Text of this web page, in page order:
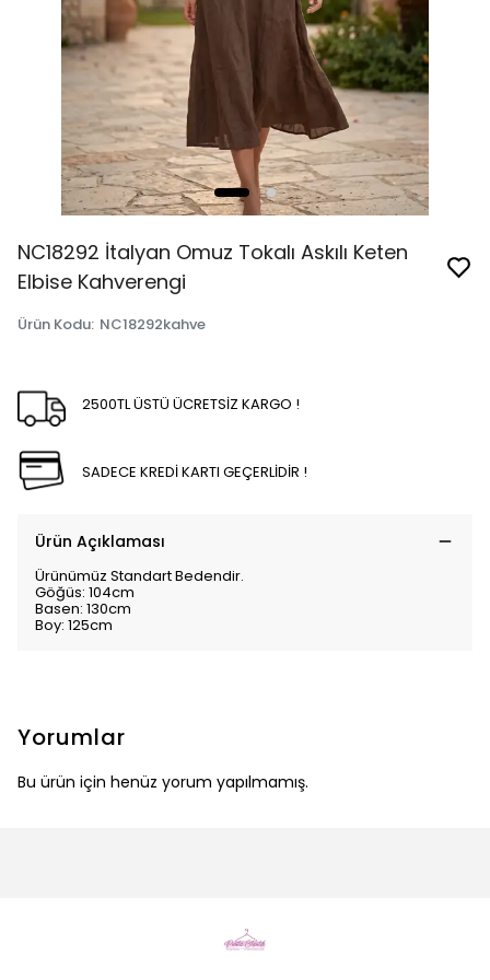
NC18292 İtalyan Omuz Tokalı Askılı Keten
Elbise Kahverengi
Ürün Kodu: NC18292kahve
2500TL ÜSTÜ ÜCRETSİZ KARGO !
SADECE KREDİ KARTI GEÇERLİDİR !
Ürün Açıklaması
Ürünümüz Standart Bedendir.
Göğüs: 104cm
Basen: 130cm
Boy: 125cm
Yorumlar
Bu ürün için henüz yorum yapılmamış.